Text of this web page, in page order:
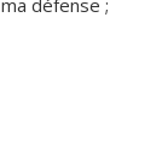
défense ;